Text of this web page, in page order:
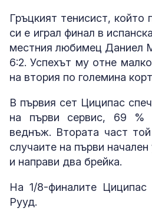
Гръцкият тенисист, който
си е играл финал в
местния любимец Даниел
6:2. Успехът му отне
на втория по големина
В първия сет Циципас
на първи сервис, 69 %
веднъж. Втората част
случаите на първи
и направи два брейка.
На 1/8-финалите
Рууд.